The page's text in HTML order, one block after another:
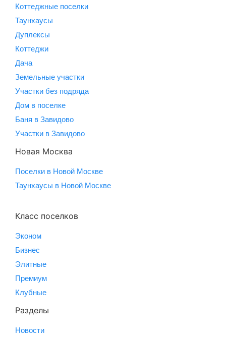
Коттеджные поселки
Таунхаусы
Дуплексы
Коттеджи
Дача
Земельные участки
Участки без подряда
Дом в поселке
Баня в Завидово
Участки в Завидово
Новая Москва
Поселки в Новой Москве
Таунхаусы в Новой Москве
Класс поселков
Эконом
Бизнес
Элитные
Премиум
Клубные
Разделы
Новости